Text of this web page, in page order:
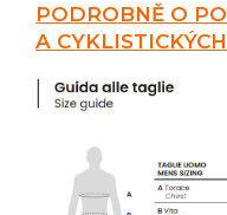
PODROBNĚ O
A